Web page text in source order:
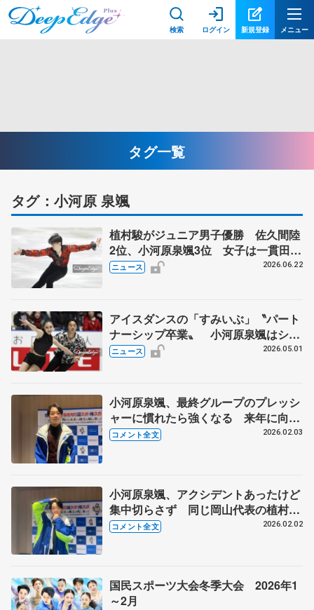
検索 ログイン 新規登録 メニュー
タグ一覧
タグ：小河原 泉颯
植村駿がジュニア男子優勝 佐久間陸
2位、小河原泉颯3位 女子は一貫田紗
生V オーヴィジョンアイスアリーナ
ニュース 2026.06.22
アイスダンスの「すみいぶ」〝パート
ナーシップ卒業〟 小河原泉颯はシン
グル強化選手入り
ニュース 2026.05.01
小河原泉颯、最終グループのプレッシ
ャーに慣れたら強くなる 来年に向け
「リベンジしたい」 【国民スポーツ
コメント全文 2026.02.03
小河原泉颯、アクシデントあったけど
集中切らさず 同じ岡山代表の植村駿
がいい流れつくってくれた【国民スポ
コメント全文 2026.02.02
国民スポーツ大会冬季大会 2026年1
～2月